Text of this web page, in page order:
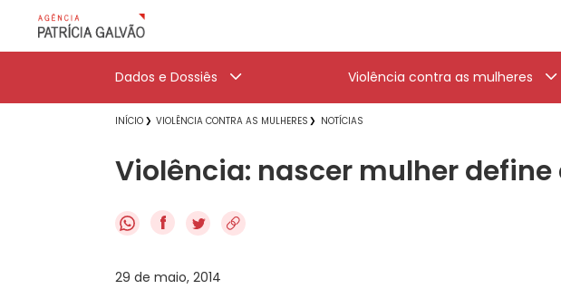
Dados e Dossiês Violência contra as mulheres
INÍCIO VIOLÊNCIA CONTRA AS MULHERES NOTÍCIAS
Violência: nascer mulher define
f
29 de maio, 2014